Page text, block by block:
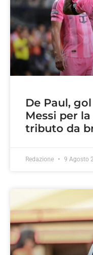
De Paul, gol
Messi per
tributo da
Redazione 9 Agosto